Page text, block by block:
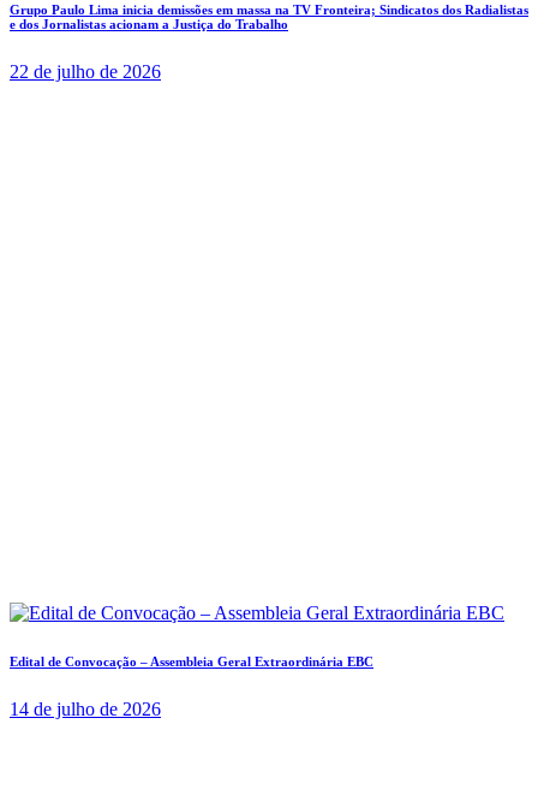
Grupo Paulo Lima inicia demissões em massa na TV Fronteira; Sindicatos dos Radialistas
e dos Jornalistas acionam a Justiça do Trabalho
22 de julho de 2026
Edital de Convocação – Assembleia Geral Extraordinária EBC
14 de julho de 2026